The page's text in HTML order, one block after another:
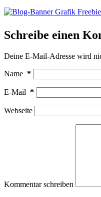
Schreibe einen
Deine E-Mail-Adresse wird
Name *
E-Mail *
Webseite
Kommentar schreiben